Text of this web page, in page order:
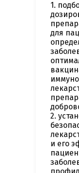
1.
для
2.
и его